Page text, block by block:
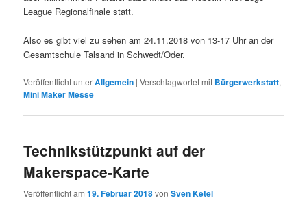
League Regionalfinale statt.
Also es gibt viel zu sehen am 24.11.2018 von 13-17 Uhr an der
Gesamtschule Talsand in Schwedt/Oder.
Veröffentlicht unterAllgemein |Verschlagwortet mit Bürgerwerkstatt,
Mini Maker Messe
Technikstützpunkt auf der
Makerspace-Karte
Veröffentlicht am19. Februar 2018vonSven Ketel